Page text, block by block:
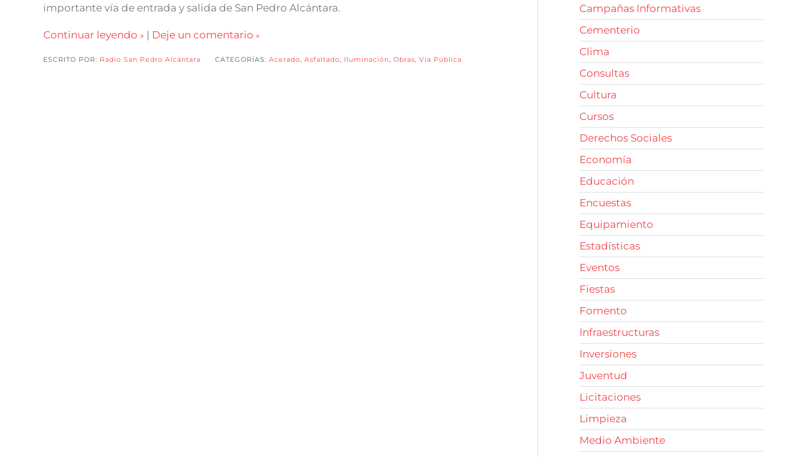
importante vía de entrada y salida de San Pedro Alcántara.
Continuar leyendo | Deje un comentario
ESCRITO POR: Radio San Pedro Alcántara CATEGORÍAS: Acerado, Asfaltado, Iluminación, Obras, Vía Pública
Campañas Informativas
Cementerio
Clima
Consultas
Cultura
Cursos
Derechos Sociales
Economía
Educación
Encuestas
Equipamiento
Estadísticas
Eventos
Fiestas
Fomento
Infraestructuras
Inversiones
Juventud
Licitaciones
Limpieza
Medio Ambiente